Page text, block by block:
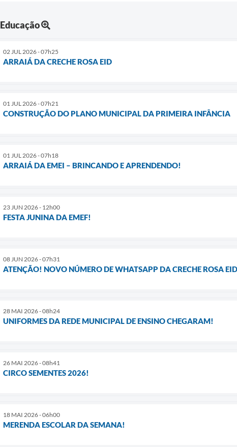
Educação
02 JUL 2026 - 07h25
ARRAIÁ DA CRECHE ROSA EID
01 JUL 2026 - 07h21
CONSTRUÇÃO DO PLANO MUNICIPAL DA PRIMEIRA INFÂNCIA
01 JUL 2026 - 07h18
ARRAIÁ DA EMEI – BRINCANDO E APRENDENDO!
23 JUN 2026 - 12h00
FESTA JUNINA DA EMEF!
08 JUN 2026 - 07h31
ATENÇÃO! NOVO NÚMERO DE WHATSAPP DA CRECHE ROSA EID
28 MAI 2026 - 08h24
UNIFORMES DA REDE MUNICIPAL DE ENSINO CHEGARAM!
26 MAI 2026 - 08h41
CIRCO SEMENTES 2026!
18 MAI 2026 - 06h00
MERENDA ESCOLAR DA SEMANA!